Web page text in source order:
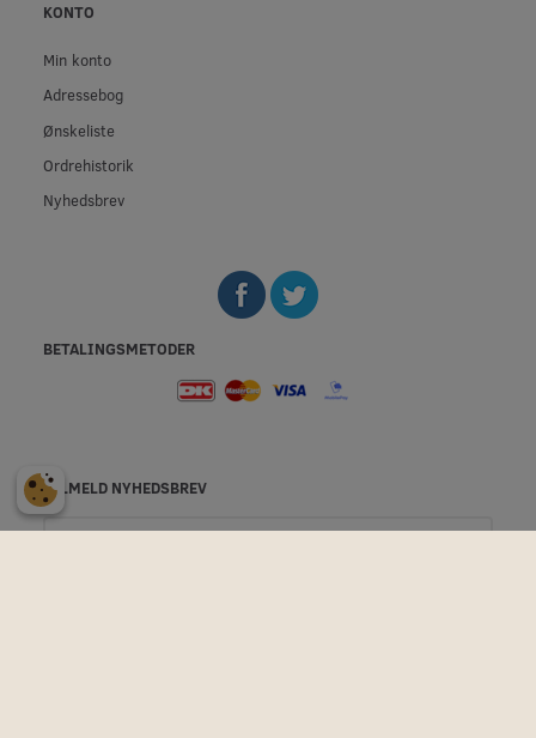
KONTO
Min konto
Adressebog
Ønskeliste
Ordrehistorik
Nyhedsbrev
BETALINGSMETODER
TILMELD NYHEDSBREV
Email-